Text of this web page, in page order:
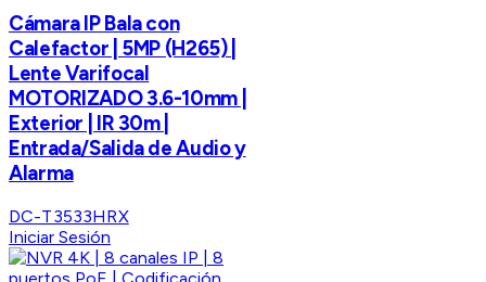
Cámara IP Bala con
Calefactor | 5MP (H265) |
Lente Varifocal
MOTORIZADO 3.6-10mm |
Exterior | IR 30m |
Entrada/Salida de Audio y
Alarma
DC-T3533HRX
Iniciar Sesión